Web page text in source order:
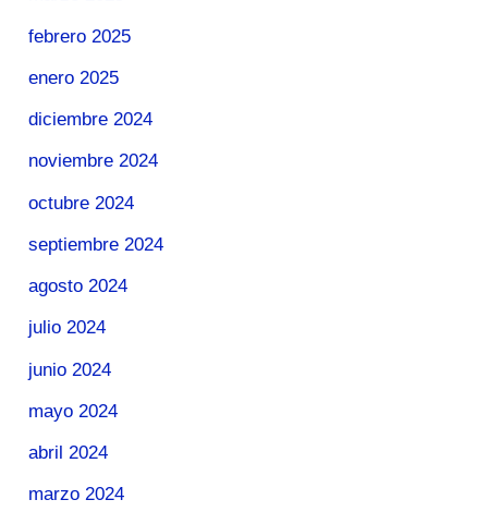
febrero 2025
enero 2025
diciembre 2024
noviembre 2024
octubre 2024
septiembre 2024
agosto 2024
julio 2024
junio 2024
mayo 2024
abril 2024
marzo 2024